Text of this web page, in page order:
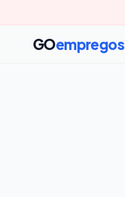
GOempregos